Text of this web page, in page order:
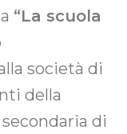
“La scuola
società di
della
di